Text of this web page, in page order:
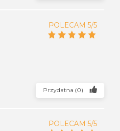
POLECAM 5/5
Przydatna (0)
POLECAM 5/5